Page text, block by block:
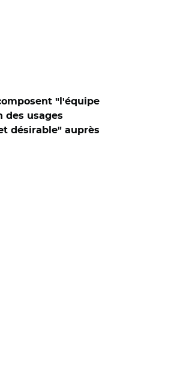
"l'équipe
des usages
désirable" auprès